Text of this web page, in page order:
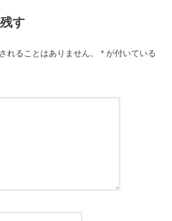
す
れることはありません。 * が付いている